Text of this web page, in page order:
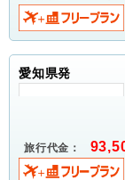
愛知県発
旅行代金：